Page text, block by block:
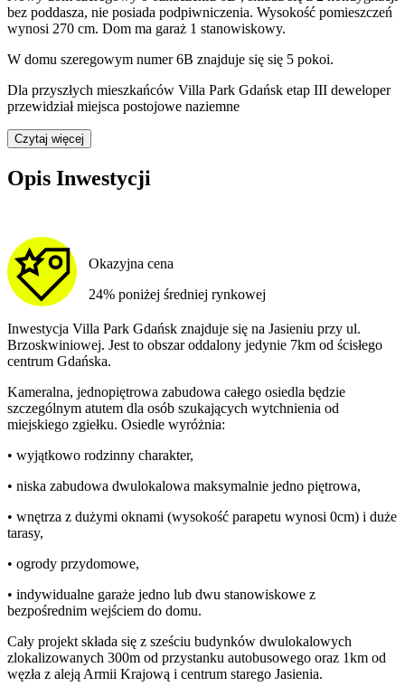
bez poddasza, nie posiada podpiwniczenia. Wysokość pomieszczeń
wynosi 270 cm. Dom ma garaż 1 stanowiskowy.
W domu szeregowym numer6B znajduje się się 5 pokoi.
Dla przyszłych mieszkańców Villa Park Gdańsk etap III deweloper
przewidziałmiejsca postojowe naziemne
Czytaj więcej
Opis Inwestycji
Okazyjna cena
24% poniżej średniej rynkowej
Inwestycja Villa Park Gdańsk znajduje się na Jasieniu przy ul.
Brzoskwiniowej. Jest to obszar oddalony jedynie 7km od ścisłego
centrum Gdańska.
Kameralna, jednopiętrowa zabudowa całego osiedla będzie
szczególnym atutem dla osób szukających wytchnienia od
miejskiego zgiełku. Osiedle wyróżnia:
• wyjątkowo rodzinny charakter,
• niska zabudowa dwulokalowa maksymalnie jedno piętrowa,
• wnętrza z dużymi oknami (wysokość parapetu wynosi 0cm) i duże
tarasy,
• ogrody przydomowe,
• indywidualne garaże jedno lub dwu stanowiskowe z
bezpośrednim wejściem do domu.
Cały projekt składa się z sześciu budynków dwulokalowych
zlokalizowanych 300m od przystanku autobusowego oraz 1km od
węzła z aleją Armii Krajową i centrum starego Jasienia.